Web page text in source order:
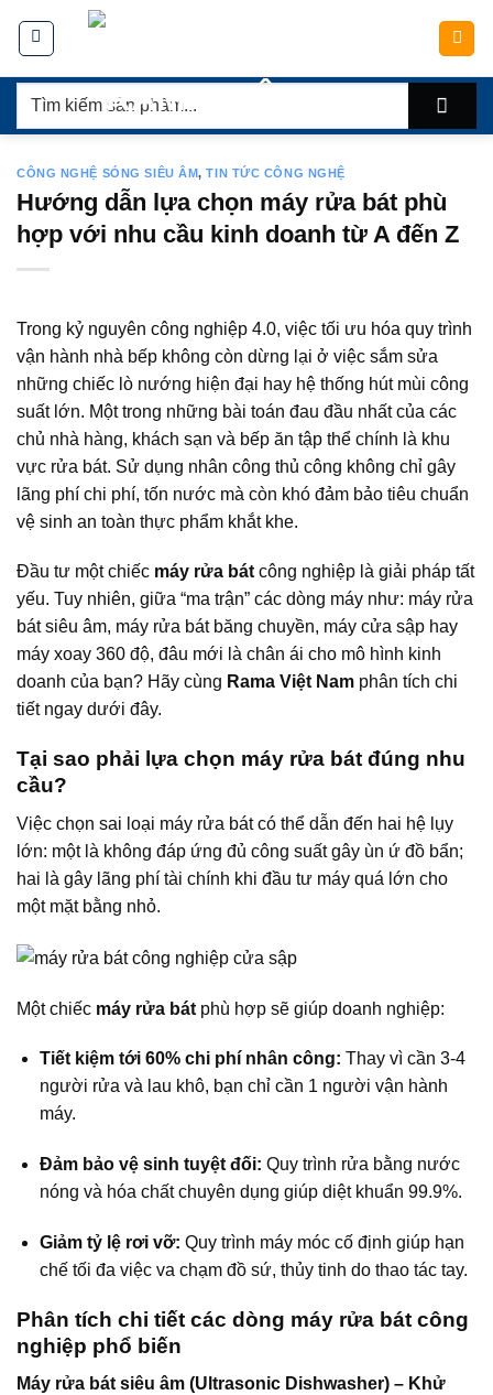
dung
Tìm
CÔNG NGHỆ SÓNG SIÊU ÂM,TIN TỨC CÔNG NGHỆ
Hướng dẫn lựa chọn máy rửa bát phù
hợp với nhu cầu kinh doanh từ A đến Z
Trong kỷ nguyên công nghiệp 4.0, việc tối ưu hóa quy trình
vận hành nhà bếp không còn dừng lại ở việc sắm sửa
những chiếc lò nướng hiện đại hay hệ thống hút mùi công
suất lớn. Một trong những bài toán đau đầu nhất của các
chủ nhà hàng, khách sạn và bếp ăn tập thể chính là khu
vực rửa bát. Sử dụng nhân công thủ công không chỉ gây
lãng phí chi phí, tốn nước mà còn khó đảm bảo tiêu chuẩn
vệ sinh an toàn thực phẩm khắt khe.
Đầu tư một chiếc máy rửa bát công nghiệp là giải pháp tất
yếu. Tuy nhiên, giữa “ma trận” các dòng máy như: máy rửa
bát siêu âm, máy rửa bát băng chuyền, máy cửa sập hay
máy xoay 360 độ, đâu mới là chân ái cho mô hình kinh
doanh của bạn? Hãy cùng Rama Việt Nam phân tích chi
tiết ngay dưới đây.
Tại sao phải lựa chọn máy rửa bát đúng nhu
cầu?
Việc chọn sai loại máy rửa bát có thể dẫn đến hai hệ lụy
lớn: một là không đáp ứng đủ công suất gây ùn ứ đồ bẩn;
hai là gây lãng phí tài chính khi đầu tư máy quá lớn cho
một mặt bằng nhỏ.
Một chiếc máy rửa bát phù hợp sẽ giúp doanh nghiệp:
Tiết kiệm tới 60% chi phí nhân công: Thay vì cần 3-4
người rửa và lau khô, bạn chỉ cần 1 người vận hành
máy.
Đảm bảo vệ sinh tuyệt đối: Quy trình rửa bằng nước
nóng và hóa chất chuyên dụng giúp diệt khuẩn 99.9%.
Giảm tỷ lệ rơi vỡ: Quy trình máy móc cố định giúp hạn
chế tối đa việc va chạm đồ sứ, thủy tinh do thao tác tay.
Phân tích chi tiết các dòng máy rửa bát công
nghiệp phổ biến
Máy rửa bát siêu âm (Ultrasonic Dishwasher) – Khử